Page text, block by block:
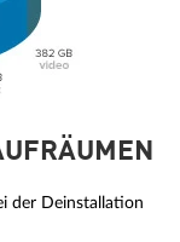
der Deinstallation